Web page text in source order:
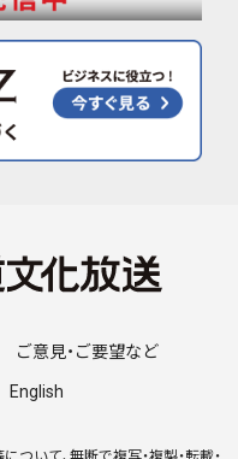
ご意見・ご要望など
English